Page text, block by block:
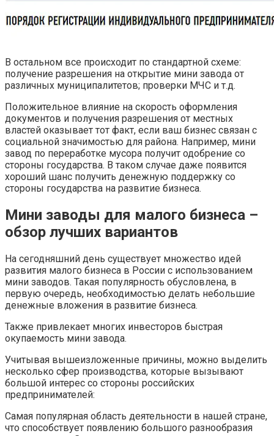
В остальном все происходит по стандартной схеме:
получение разрешения на открытие мини завода от
различных муниципалитетов; проверки МЧС и т.д.
Положительное влияние на скорость оформления
документов и получения разрешения от местных
властей оказывает тот факт, если ваш бизнес связан с
социальной значимостью для района. Например, мини
завод по переработке мусора получит одобрение со
стороны государства. В таком случае даже появится
хороший шанс получить денежную поддержку со
стороны государства на развитие бизнеса.
Мини заводы для малого бизнеса –
обзор лучших вариантов
На сегодняшний день существует множество идей
развития малого бизнеса в России с использованием
мини заводов. Такая популярность обусловлена, в
первую очередь, необходимостью делать небольшие
денежные вложения в развитие бизнеса.
Также привлекает многих инвесторов быстрая
окупаемость мини завода.
Учитывая вышеизложенные причины, можно выделить
несколько сфер производства, которые вызывают
большой интерес со стороны российских
предпринимателей:
Самая популярная область деятельности в нашей стране,
что способствует появлению большого разнообразия